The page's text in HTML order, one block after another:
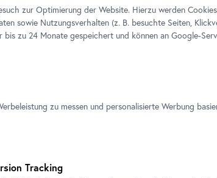
zur Optimierung der Website. Hierzu werden
sowie Nutzungsverhalten (z. B. besuchte Seiten,
bis zu 24 Monate gespeichert und können an Google-
zu messen und personalisierte Werbung
Tracking